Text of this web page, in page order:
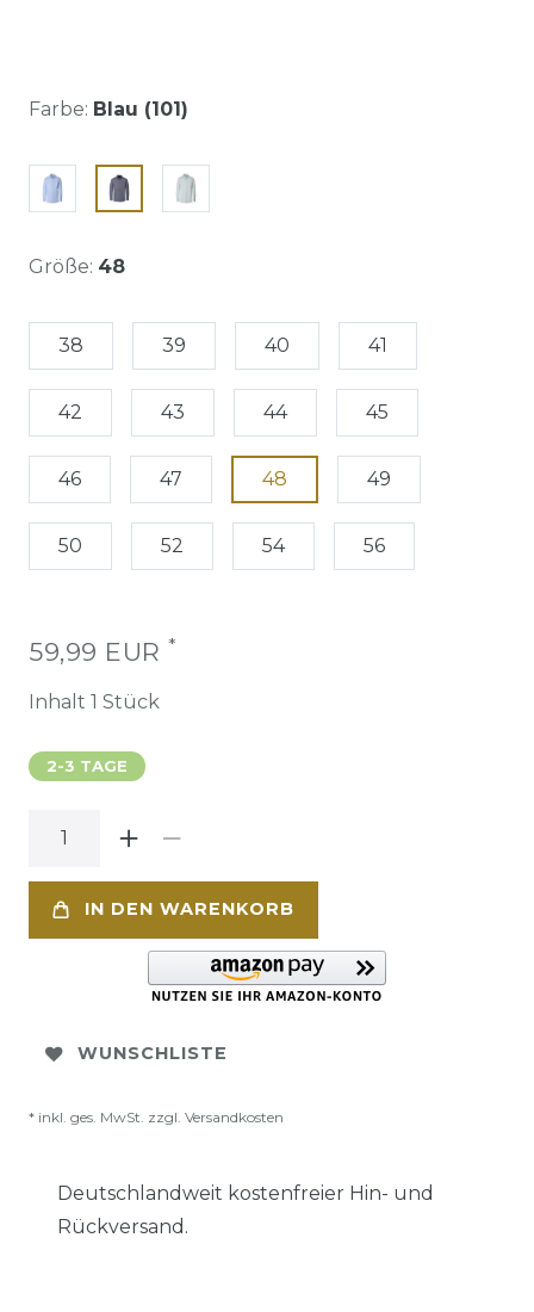
Farbe: Blau (101)
Größe: 48
38 39 40 41
42 43 44 45
46 47 48 49
50 52 54 56
59,99 EUR *
Inhalt 1 Stück
2-3 TAGE
IN DEN WARENKORB
WUNSCHLISTE
* inkl. ges. MwSt. zzgl. Versandkosten
Deutschlandweit kostenfreier Hin- und
Rückversand.